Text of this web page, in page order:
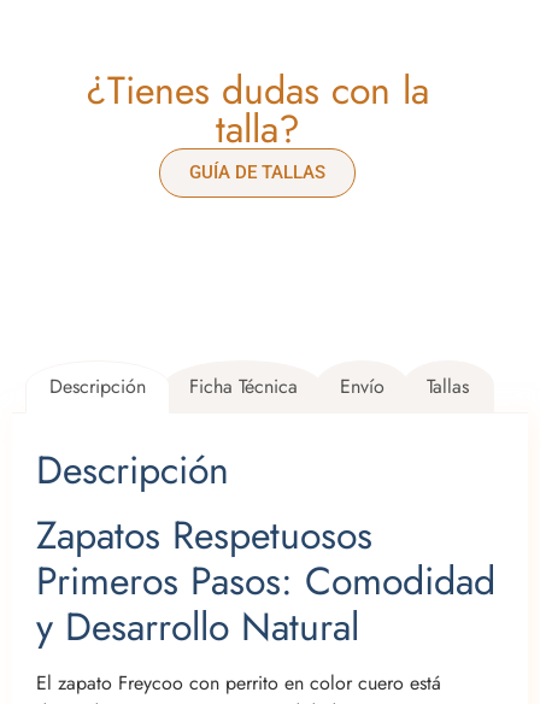
¿Tienes dudas con la
talla?
GUÍA DE TALLAS
Descripción Ficha Técnica Envío Tallas
Descripción
Zapatos Respetuosos
Primeros Pasos: Comodidad
y Desarrollo Natural
El zapato Freycoo con perrito en color cuero está